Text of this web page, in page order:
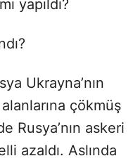
yapıldı?
Ukrayna’nın
çökmüş
Rusya’nın askeri
azaldı. Aslında